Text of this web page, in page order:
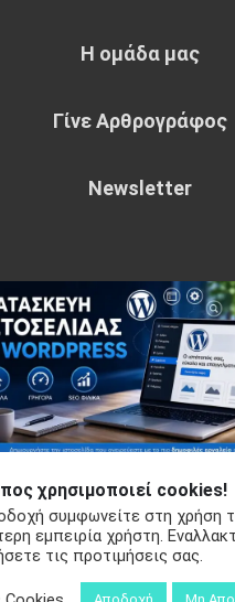
Η ομάδα μας
Γίνε Αρθρογράφος
Newsletter
© 2026 Your e-articles -
Themes Πολιτική
χρησιμοποιεί cookies!
συμφωνείτε στη χρήση
εμπειρία χρήστη.
τις προτιμήσεις σας.